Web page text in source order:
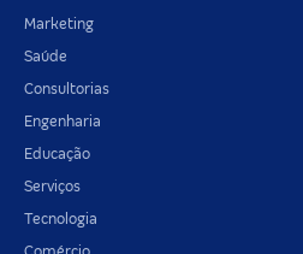
Marketing
Saúde
Consultorias
Engenharia
Educação
Serviços
Tecnologia